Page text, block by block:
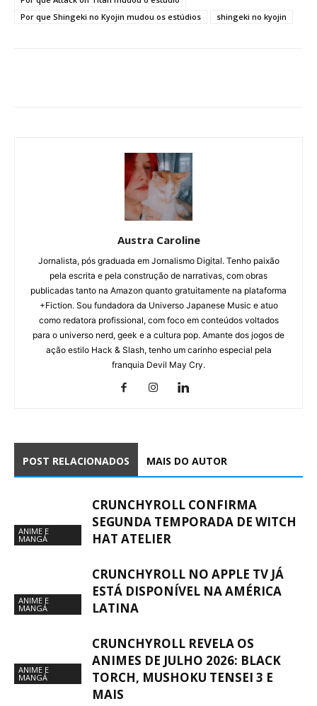
Por que Shingeki no Kyojin mudou os estúdios
shingeki no kyojin
Austra Caroline
Jornalista, pós graduada em Jornalismo Digital. Tenho paixão
pela escrita e pela construção de narrativas, com obras
publicadas tanto na Amazon quanto gratuitamente na plataforma
+Fiction. Sou fundadora da Universo Japanese Music e atuo
como redatora profissional, com foco em conteúdos voltados
para o universo nerd, geek e a cultura pop. Amante dos jogos de
ação estilo Hack & Slash, tenho um carinho especial pela
franquia Devil May Cry.
POST RELACIONADOS MAIS DO AUTOR
ANIME E
MANGÁ
CRUNCHYROLL CONFIRMA
SEGUNDA TEMPORADA DE WITCH
HAT ATELIER
ANIME E
MANGÁ
CRUNCHYROLL NO APPLE TV JÁ
ESTÁ DISPONÍVEL NA AMÉRICA
LATINA
ANIME E
MANGÁ
CRUNCHYROLL REVELA OS
ANIMES DE JULHO 2026: BLACK
TORCH, MUSHOKU TENSEI 3 E
MAIS